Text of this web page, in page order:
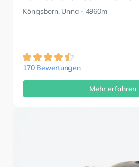
Königsborn, Unna- 4960m
170 Bewertungen
Mehr erfahren